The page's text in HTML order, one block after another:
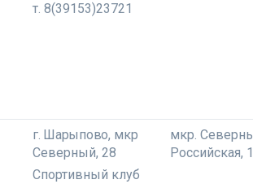
т. 8(39153)23721
г. Шарыпово, мкр
Северный, 28
Спортивный клуб
мкр.
Российская,